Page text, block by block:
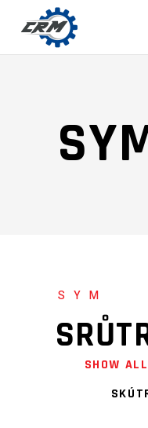
SYM
SHOW ALL